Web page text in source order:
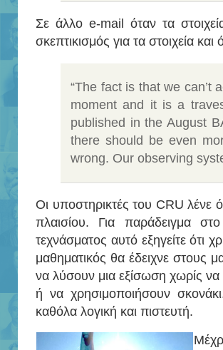
Σε άλλο e-mail όταν τα
σκεπτικισμός για τα στοιχεία και
“The fact is that we can’t
moment and it is a
published in the August
there should be even
wrong. Our observing
Οι υποστηρικτές του CRU λένε
πλαισίου. Για παράδειγμα
τεχνάσματος αυτό εξηγείτε ότι
μαθηματικός θα έδειχνε στους
να λύσουν μια εξίσωση χωρίς
ή να χρησιμοποιήσουν
καθόλα λογική και πιστευτή.